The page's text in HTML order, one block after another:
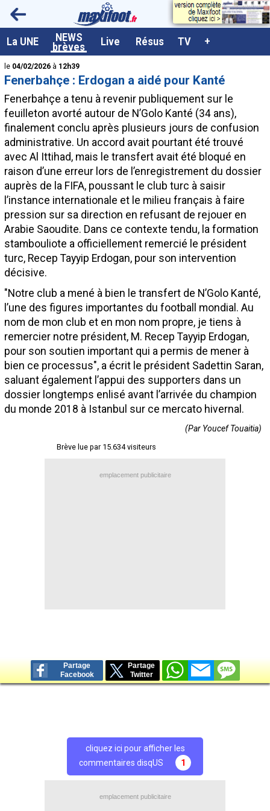
La UNE NEWS
brèves Live Résus TV +
<
le 04/02/2026 à 12h39
Fenerbahçe : Erdogan a aidé pour Kanté
Fenerbahçe a tenu à revenir publiquement sur le
feuilleton avorté autour de N’Golo Kanté (34 ans),
finalement conclu après plusieurs jours de confusion
administrative. Un accord avait pourtant été trouvé
avec Al Ittihad, mais le transfert avait été bloqué en
raison d’une erreur lors de l’enregistrement du dossier
auprès de la FIFA, poussant le club turc à saisir
l’instance internationale et le milieu français à faire
pression sur sa direction en refusant de rejouer en
Arabie Saoudite. Dans ce contexte tendu, la formation
stambouliote a officiellement remercié le président
turc, Recep Tayyip Erdogan, pour son intervention
décisive.
"Notre club a mené à bien le transfert de N’Golo Kanté,
l’une des figures importantes du football mondial. Au
nom de mon club et en mon nom propre, je tiens à
remercier notre président, M. Recep Tayyip Erdogan,
pour son soutien important qui a permis de mener à
bien ce processus", a écrit le président Sadettin Saran,
saluant également l’appui des supporters dans un
dossier longtemps enlisé avant l’arrivée du champion
du monde 2018 à Istanbul sur ce mercato hivernal.
(Par Youcef Touaitia)
Brève lue par 15.634 visiteurs
emplacement publicitaire
Partage
Facebook
Partage
Twitter
cliquez ici pour afficher les
commentaires disqUS
1
emplacement publicitaire
A la UNE
Dernières brèves
Live / Matchs en direct
Résultats et Classements
Class. buteurs européens
Programme TV foot
Vidéos
Sondages
Tableau transferts L1
Taille de la police
Paramètrages / Options
Recrutement Maxifoot
Mentions légales
site web Maxifoot.fr